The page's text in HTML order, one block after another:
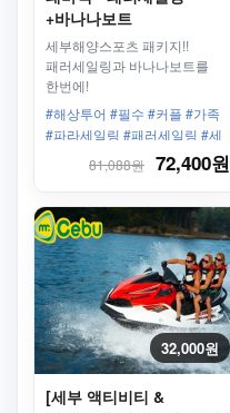
+바나나보트
세부해양스포츠 패키지!!
패러세일링과 바나나보트를
한번에!
#해상투어 #필수 #커플 #가족
#파라세일링 #패러세일링 #세
부 막탄 #낙하산 #바나나보트
81,088원 72,400원
32,000원
[세부 액티비티 &